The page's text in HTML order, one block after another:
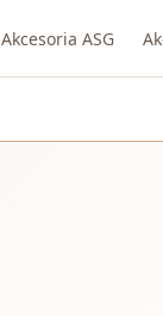
Akcesoria ASG